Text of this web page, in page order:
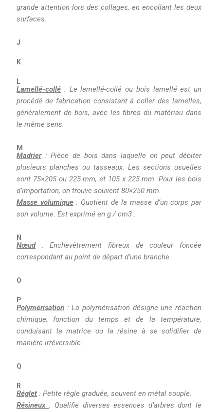
grande attention lors des collages, en encollant les deux
surfaces.
J
K
L
Lamellé-collé : Le lamellé-collé ou bois lamellé est un
procédé de fabrication consistant à coller des lamelles,
généralement de bois, avec les fibres du matériau dans
le même sens.
M
Madrier: Pièce de bois dans laquelle on peut débiter
plusieurs planches ou tasseaux. Les sections usuelles
sont 75×205 ou 225 mm, et 105 x 225 mm. Pour les bois
d’importation, on trouve souvent 80×250 mm.
Masse volumique: Quotient de la masse d’un corps par
son volume. Est exprimé en g / cm3 .
N
Nœud: Enchevêtrement fibreux de couleur foncée
correspondant au point de départ d’une branche.
O
P
Polymérisation : La polymérisation désigne une réaction
chimique, fonction du temps et de la température,
conduisant la matrice ou la résine à se solidifier de
manière irréversible.
Q
R
Réglet : Petite règle graduée, souvent en métal souple.
Résineux : Qualifie diverses essences d’arbres dont le